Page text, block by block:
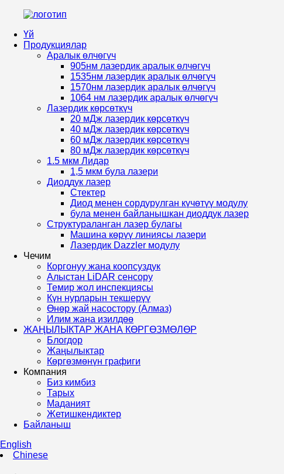
Үй
Продукциялар
Аралык өлчөгүч
905нм лазердик аралык өлчөгүч
1535нм лазердик аралык өлчөгүч
1570нм лазердик аралык өлчөгүч
1064 нм лазердик аралык өлчөгүч
Лазердик көрсөткүч
20 мДж лазердик көрсөткүч
40 мДж лазердик көрсөткүч
60 мДж лазердик көрсөткүч
80 мДж лазердик көрсөткүч
1.5 мкм Лидар
1,5 мкм була лазери
Диоддук лазер
Стектер
Диод менен сордурулган күчөтүү модулу
була менен байланышкан диоддук лазер
Структураланган лазер булагы
Машина көрүү линиясы лазери
Лазердик Dazzler модулу
Чечим
Коргонуу жана коопсуздук
Алыстан LiDAR сенсору
Темир жол инспекциясы
Күн нурларын текшерүү
Өнөр жай насостору (Алмаз)
Илим жана изилдөө
ЖАҢЫЛЫКТАР ЖАНА КӨРГӨЗМӨЛӨР
Блогдор
Жаңылыктар
Көргөзмөнүн графиги
Компания
Биз кимбиз
Тарых
Маданият
Жетишкендиктер
Байланыш
English
Chinese